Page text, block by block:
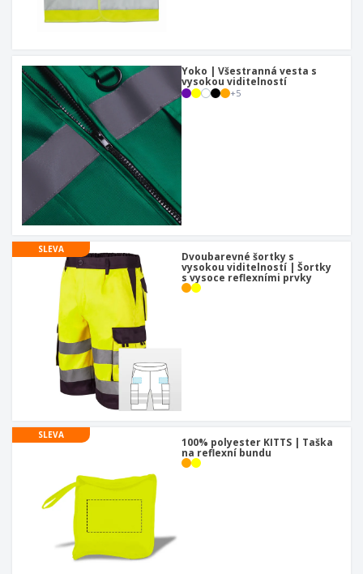
Yoko | Všestranná vesta s
vysokou viditelností
+5
SLEVA
Dvoubarevné šortky s
vysokou viditelností | Šortky
s vysoce reflexními prvky
SLEVA
100% polyester KITTS | Taška
na reflexní bundu